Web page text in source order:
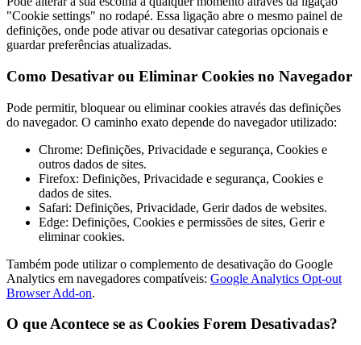
"Cookie settings" no rodapé. Essa ligação abre o mesmo painel de
definições, onde pode ativar ou desativar categorias opcionais e
guardar preferências atualizadas.
Como Desativar ou Eliminar Cookies no Navegador
Pode permitir, bloquear ou eliminar cookies através das definições
do navegador. O caminho exato depende do navegador utilizado:
Chrome: Definições, Privacidade e segurança, Cookies e
outros dados de sites.
Firefox: Definições, Privacidade e segurança, Cookies e
dados de sites.
Safari: Definições, Privacidade, Gerir dados de websites.
Edge: Definições, Cookies e permissões de sites, Gerir e
eliminar cookies.
Também pode utilizar o complemento de desativação do Google
Analytics em navegadores compatíveis: Google Analytics Opt-out
Browser Add-on.
O que Acontece se as Cookies Forem Desativadas?